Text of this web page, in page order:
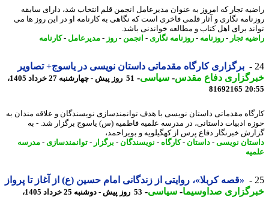
تجار که امروز به عنوان مدیرعامل انجمن قلم انتخاب شد، دارای سابقه
نگاری و آثار قلمی فاخری است که نگاهی به کارنامه او در این روز ها می
برای اهل کتاب و مطالعه خواندنی باشد.
تجار -روزنامه -روزنامه نگاری- انجمن-روز- مدیرعامل-کارنامه
برگزاری کارگاه مقدماتی داستان نویسی در یاسوج+ تصاویر
دفاع مقدس-سیاسی-
51 روز پیش - چهارشنبه 27 خرداد 1405،
81692165
مقدماتی داستان نویسی با هدف توانمندسازی نویسندگان و علاقه مندان به
ادبیات داستانی، در مدرسه علمیه فاطمیه (س) یاسوج برگزار شد. - به
خبرنگار دفاع پرس از کهگیلویه و بویراحمد،
نویسی-داستان-کارگاه-نویسندگان-برگزار - توانمندسازی- مدرسه
«قصه کربلا»، روایتی از زندگانی امام حسین (ع) از آغاز تا پرواز
صداوسیما-سیاسی-
53 روز پیش - دوشنبه 25 خرداد 1405،